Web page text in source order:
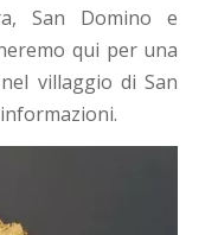
San Domino e
qui per una
villaggio di San